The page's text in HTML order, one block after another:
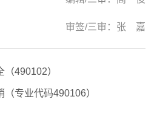
审签/三审：张 嘉
490102）
（专业代码490106）